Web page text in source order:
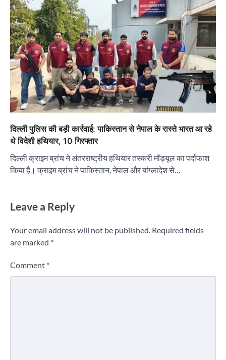
दिल्ली पुलिस की बड़ी कार्रवाई: पाकिस्तान से नेपाल के रास्ते भारत आ रहे
थे विदेशी हथियार, 10 गिरफ्तार
दिल्ली क्राइम ब्रांच ने अंतरराष्ट्रीय हथियार तस्करी मॉड्यूल का पर्दाफाश
किया है। क्राइम ब्रांच ने पाकिस्तान, नेपाल और बांग्लादेश से…
Leave a Reply
Your email address will not be published. Required fields
are marked *
Comment *